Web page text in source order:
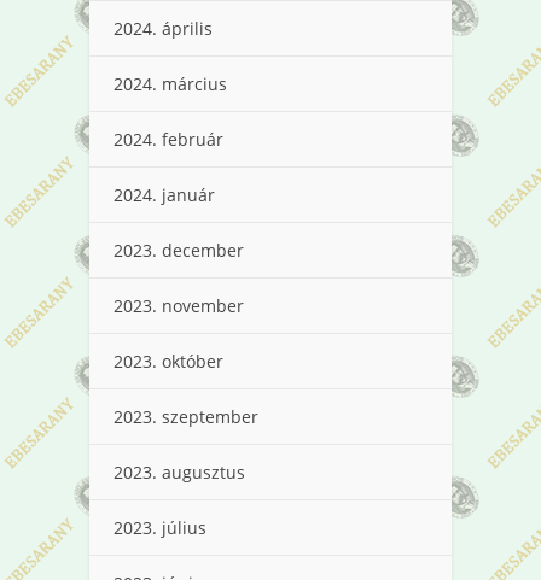
2024. április
2024. március
2024. február
2024. január
2023. december
2023. november
2023. október
2023. szeptember
2023. augusztus
2023. július